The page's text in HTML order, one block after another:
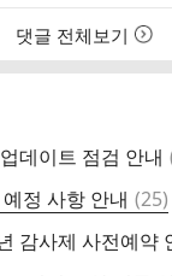
댓글 전체보기
데이트 점검 안내
정 사항 안내 댓
글
(25)
감사제 사전예약